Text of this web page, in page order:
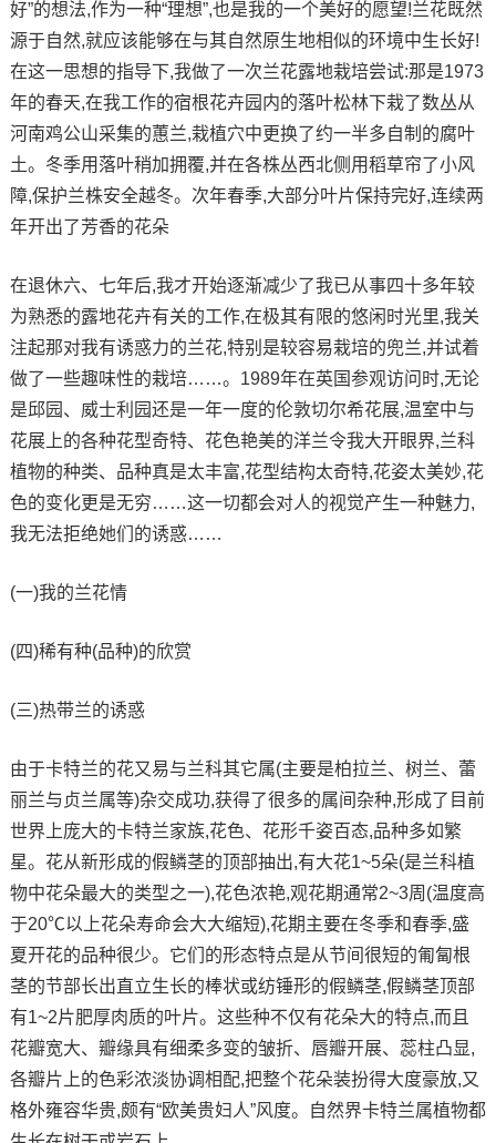
好”的想法,作为一种“理想”,也是我的一个美好的愿望!兰花既然
源于自然,就应该能够在与其自然原生地相似的环境中生长好!
在这一思想的指导下,我做了一次兰花露地栽培尝试:那是1973
年的春天,在我工作的宿根花卉园内的落叶松林下栽了数丛从
河南鸡公山采集的蕙兰,栽植穴中更换了约一半多自制的腐叶
土。冬季用落叶稍加拥覆,并在各株丛西北侧用稻草帘了小风
障,保护兰株安全越冬。次年春季,大部分叶片保持完好,连续两
年开出了芳香的花朵
在退休六、七年后,我才开始逐渐减少了我已从事四十多年较
为熟悉的露地花卉有关的工作,在极其有限的悠闲时光里,我关
注起那对我有诱惑力的兰花,特别是较容易栽培的兜兰,并试着
做了一些趣味性的栽培……。1989年在英国参观访问时,无论
是邱园、威士利园还是一年一度的伦敦切尔希花展,温室中与
花展上的各种花型奇特、花色艳美的洋兰令我大开眼界,兰科
植物的种类、品种真是太丰富,花型结构太奇特,花姿太美妙,花
色的变化更是无穷……这一切都会对人的视觉产生一种魅力,
我无法拒绝她们的诱惑……
(一)我的兰花情
(四)稀有种(品种)的欣赏
(三)热带兰的诱惑
由于卡特兰的花又易与兰科其它属(主要是柏拉兰、树兰、蕾
丽兰与贞兰属等)杂交成功,获得了很多的属间杂种,形成了目前
世界上庞大的卡特兰家族,花色、花形千姿百态,品种多如繁
星。花从新形成的假鳞茎的顶部抽出,有大花1~5朵(是兰科植
物中花朵最大的类型之一),花色浓艳,观花期通常2~3周(温度高
于20℃以上花朵寿命会大大缩短),花期主要在冬季和春季,盛
夏开花的品种很少。它们的形态特点是从节间很短的匍匐根
茎的节部长出直立生长的棒状或纺锤形的假鳞茎,假鳞茎顶部
有1~2片肥厚肉质的叶片。这些种不仅有花朵大的特点,而且
花瓣宽大、瓣缘具有细柔多变的皱折、唇瓣开展、蕊柱凸显,
各瓣片上的色彩浓淡协调相配,把整个花朵装扮得大度豪放,又
格外雍容华贵,颇有“欧美贵妇人”风度。自然界卡特兰属植物都